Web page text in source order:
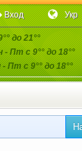
до 21°°
- Пт с 9°° до 18°°
Пт с 9°° до 18°°
Укр
Вход